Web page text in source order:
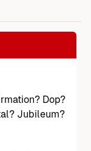
Dop?
Jubileum?